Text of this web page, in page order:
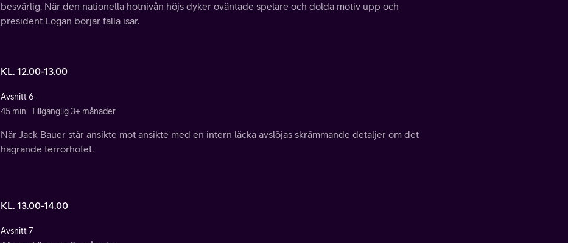
besvärlig. När den nationella hotnivån höjs dyker oväntade spelare och dolda motiv upp och
president Logan börjar falla isär.
KL. 12.00-13.00
Avsnitt 6
45 min Tillgänglig 3+ månader
När Jack Bauer står ansikte mot ansikte med en intern läcka avslöjas skrämmande detaljer om det
hägrande terrorhotet.
KL. 13.00-14.00
Avsnitt 7